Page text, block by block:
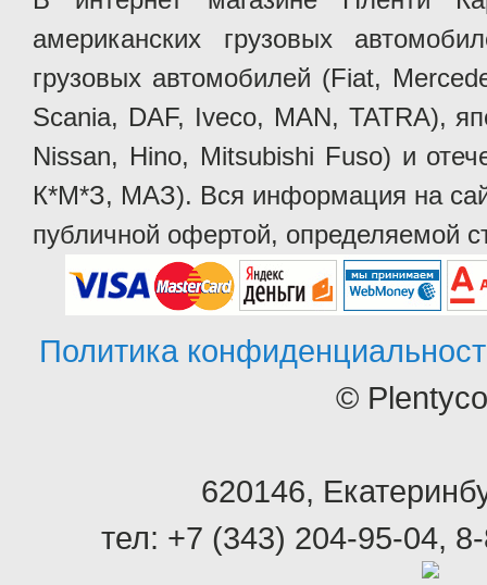
американских грузовых
грузовых автомобилей (Fiat,
Scania, DAF, Iveco, MAN, TATRA),
Nissan, Hino, Mitsubishi Fuso) и
К*М*З, МАЗ). Вся информация на
публичной офертой, определяемой
Политика
©
620146,
тел: +7 (343) 204-95-04,